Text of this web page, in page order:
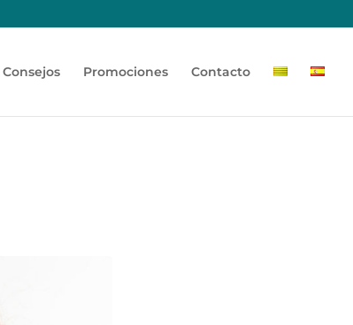
Consejos Promociones Contacto